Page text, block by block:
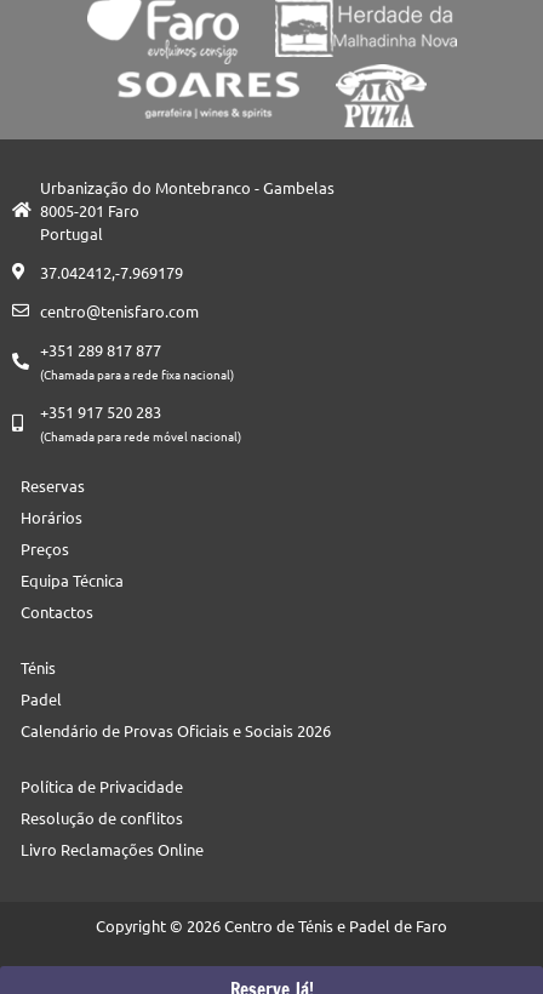
Urbanização do Montebranco - Gambelas
8005-201 Faro
Portugal
37.042412,-7.969179
centro@tenisfaro.com
+351 289 817 877
(Chamada para a rede fixa nacional)
+351 917 520 283
(Chamada para rede móvel nacional)
Reservas
Horários
Preços
Equipa Técnica
Contactos
Ténis
Padel
Calendário de Provas Oficiais e Sociais 2026
Política de Privacidade
Resolução de conflitos
Livro Reclamações Online
Copyright © 2026 Centro de Ténis e Padel de Faro
Web:Neteuro